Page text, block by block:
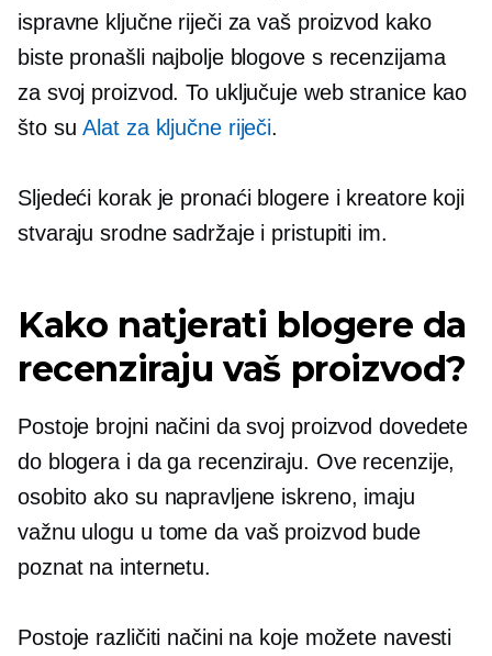
ispravne ključne riječi za vaš proizvod kako
biste pronašli najbolje blogove s recenzijama
za svoj proizvod. To uključuje web stranice kao
što suAlat za ključne riječi.
Sljedeći korak je pronaći blogere i kreatore koji
stvaraju srodne sadržaje i pristupiti im.
Kako natjerati blogere da
recenziraju vaš proizvod?
Postoje brojni načini da svoj proizvod dovedete
do blogera i da ga recenziraju. Ove recenzije,
osobito ako su napravljene iskreno, imaju
važnu ulogu u tome da vaš proizvod bude
poznat na internetu.
Postoje različiti načini na koje možete navesti